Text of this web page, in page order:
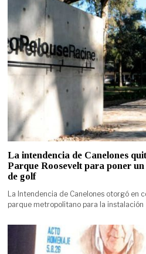
La intendencia de Canelones
Parque Roosevelt para poner
de golf
La Intendencia de Canelones otorgó en
parque metropolitano para la instalación